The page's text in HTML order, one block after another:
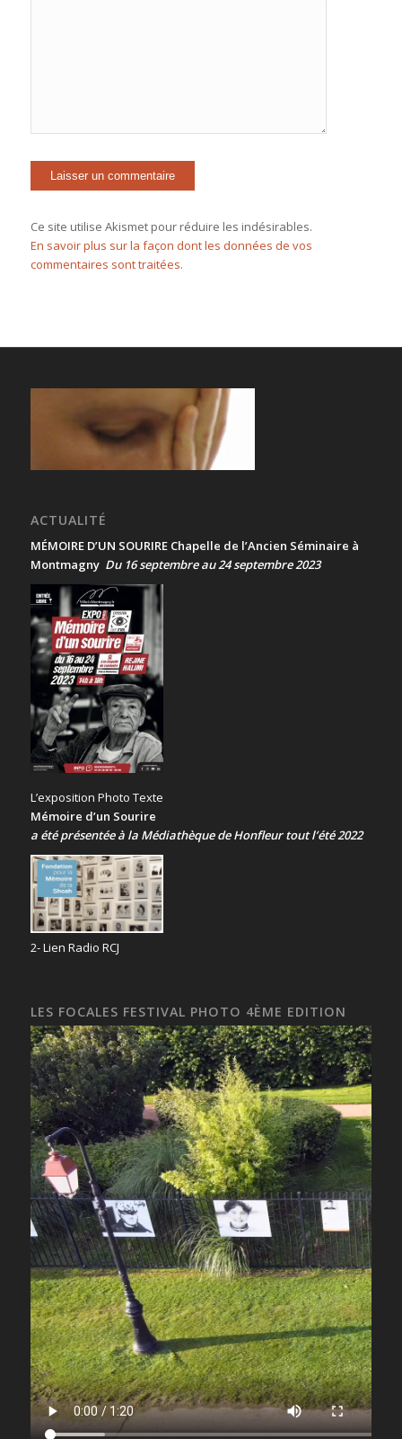
Ce site utilise Akismet pour réduire les indésirables.
En savoir plus sur la façon dont les données de vos
commentaires sont traitées.
ACTUALITÉ
MÉMOIRE D’UN SOURIRE Chapelle de l’Ancien Séminaire à
Montmagny Du 16 septembre au 24 septembre 2023
L’exposition Photo Texte
Mémoire d’un Sourire
a été présentéeà la Médiathèque de Honfleur tout l’été 2022
2- Lien Radio RCJ
LES FOCALES FESTIVAL PHOTO 4ÈME EDITION